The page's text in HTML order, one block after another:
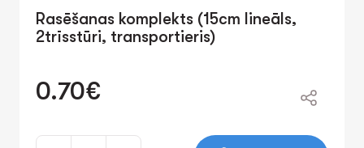
Rasēšanas komplekts (15cm lineāls,
2trīsstūri, transportieris)
0.70€